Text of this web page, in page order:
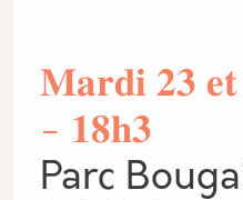
𝐌𝐚𝐫𝐝𝐢 𝟐𝟑
- 𝟏𝟖𝐡𝟑
Parc